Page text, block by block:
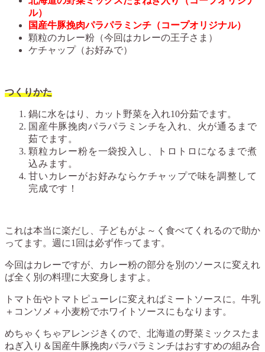
ル）
国産牛豚挽肉パラパラミンチ（コープオリジナル）
顆粒のカレー粉（今回はカレーの王子さま）
ケチャップ（お好みで）
つくりかた
鍋に水をはり、カット野菜を入れ10分茹でます。
国産牛豚挽肉パラパラミンチを入れ、火が通るまで
茹でます。
顆粒カレー粉を一袋投入し、トロトロになるまで煮
込みます。
甘いカレーがお好みならケチャップで味を調整して
完成です！
これは本当に楽だし、子どもがよ～く食べてくれるので助か
ってます。週に1回は必ず作ってます。
今回はカレーですが、カレー粉の部分を別のソースに変えれ
ば全く別の料理に大変身しますよ。
トマト缶やトマトピューレに変えればミートソースに。牛乳
＋コンソメ＋小麦粉でホワイトソースにもなります。
めちゃくちゃアレンジきくので、北海道の野菜ミックスたま
ねぎ入り＆国産牛豚挽肉パラパラミンチはおすすめの組み合